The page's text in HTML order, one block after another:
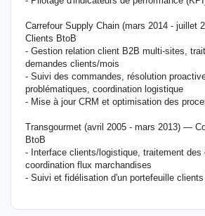
Carrefour Supply Chain (mars 2014 - juillet
Clients BtoB
- Gestion relation client B2B multi-sites,
demandes clients/mois
- Suivi des commandes, résolution
problématiques, coordination logistique
- Mise à jour CRM et optimisation des
Transgourmet (avril 2005 - mars 2013) —
BtoB
- Interface clients/logistique, traitement des
coordination flux marchandises
- Suivi et fidélisation d'un portefeuille